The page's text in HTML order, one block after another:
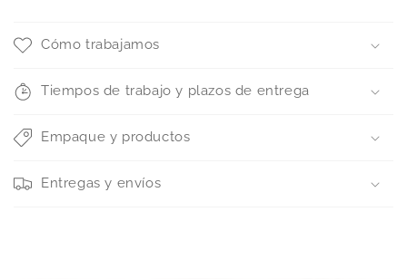
o
n
t
e
n
d
Cómo trabajamos
Tiempos de trabajo y plazos de entrega
Empaque y productos
Entregas y envíos